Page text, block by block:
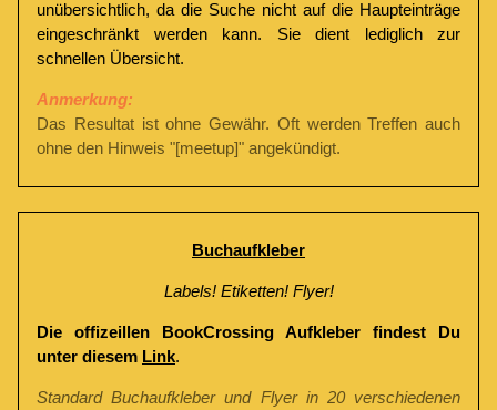
unübersichtlich, da die Suche nicht auf die Haupteinträge
eingeschränkt werden kann. Sie dient lediglich zur
schnellen Übersicht.
Anmerkung:
Das Resultat ist ohne Gewähr. Oft werden Treffen auch
ohne den Hinweis "[meetup]" angekündigt.
Buchaufkleber
Labels! Etiketten! Flyer!
Die offizeillen BookCrossing Aufkleber findest Du
unter diesem Link.
Standard Buchaufkleber und Flyer in 20 verschiedenen